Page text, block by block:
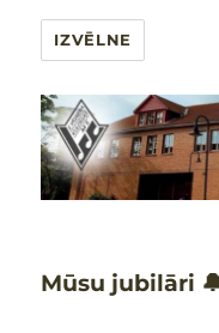
IZVĒLNE
Mūsu jubilāri